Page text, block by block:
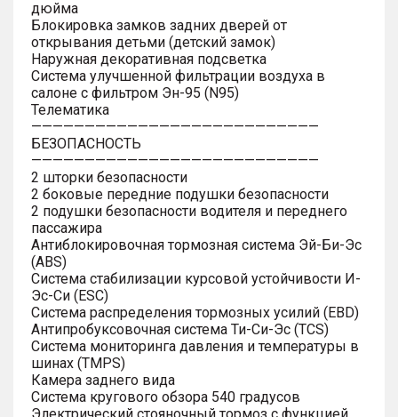
дюйма
Блокировка замков задних дверей от
открывания детьми (детский замок)
Наружная декоративная подсветка
Система улучшенной фильтрации воздуха в
салоне с фильтром Эн-95 (N95)
Телематика
———————————————————————————
БЕЗОПАСНОСТЬ
———————————————————————————
2 шторки безопасности
2 боковые передние подушки безопасности
2 подушки безопасности водителя и переднего
пассажира
Антиблокировочная тормозная система Эй-Би-Эс
(ABS)
Система стабилизации курсовой устойчивости И-
Эс-Си (ESC)
Система распределения тормозных усилий (EBD)
Антипробуксовочная система Ти-Си-Эс (TCS)
Система мониторинга давления и температуры в
шинах (TMPS)
Камера заднего вида
Система кругового обзора 540 градусов
Электрический стояночный тормоз с функцией